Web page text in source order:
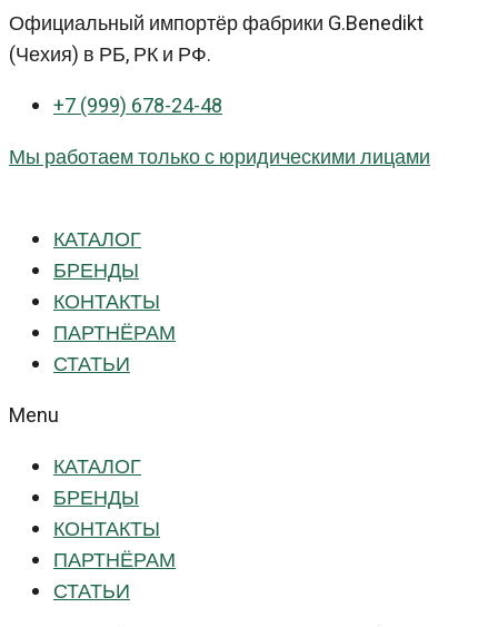
Перейти
к
Официальный импортёр фабрики G.Benedikt
(Чехия) в РБ, РК и РФ.
+7 (999) 678-24-48
Мы работаем только с юридическими лицами
КАТАЛОГ
БРЕНДЫ
КОНТАКТЫ
ПАРТНЁРАМ
СТАТЬИ
Menu
КАТАЛОГ
БРЕНДЫ
КОНТАКТЫ
ПАРТНЁРАМ
СТАТЬИ